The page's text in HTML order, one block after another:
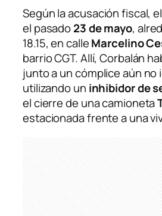
Según la acusación fiscal,
el pasado23 de mayo,
18.15, en calleMarcelino
barrio CGT. Allí, Corbalán
junto a un cómplice aún no
utilizando un inhibidor de
el cierre de una camioneta
estacionada frente a una